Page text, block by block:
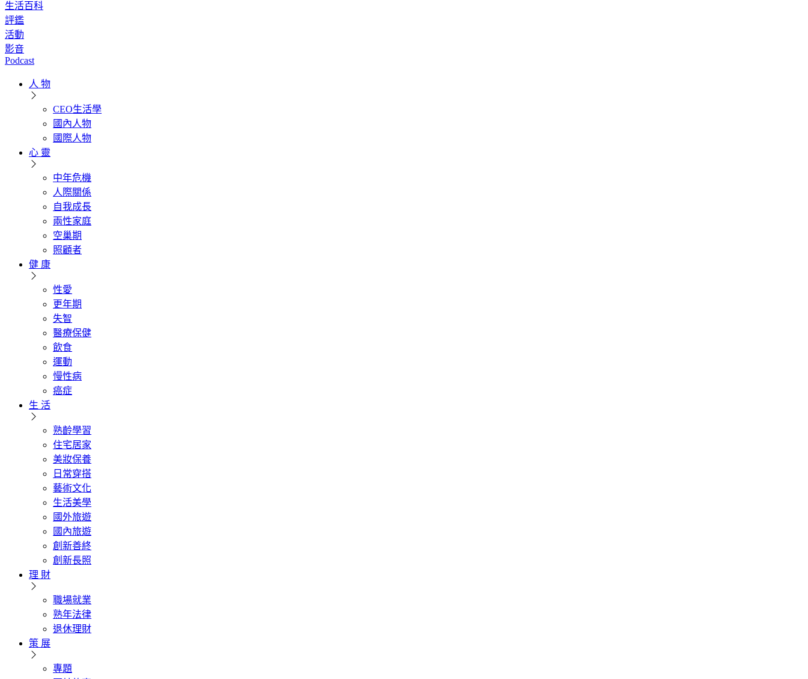
生活百科
評鑑
活動
影音
Podcast
人 物
CEO生活學
國內人物
國際人物
心 靈
中年危機
人際關係
自我成長
兩性家庭
空巢期
照顧者
健 康
性愛
更年期
失智
醫療保健
飲食
運動
慢性病
癌症
生 活
熟齡學習
住宅居家
美妝保養
日常穿搭
藝術文化
生活美學
國外旅遊
國內旅遊
創新善終
創新長照
理 財
職場就業
熟年法律
退休理財
策 展
專題